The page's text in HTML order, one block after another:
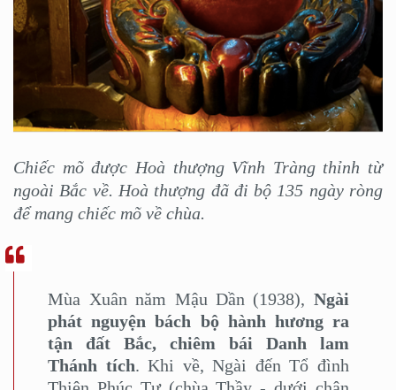
Chiếc mõ được Hoà thượng Vĩnh Tràng thỉnh từ
ngoài Bắc về. Hoà thượng đã đi bộ 135 ngày ròng
để mang chiếc mõ về chùa.
Mùa Xuân năm Mậu Dần (1938), Ngài
phát nguyện bách bộ hành hương ra
tận đất Bắc, chiêm bái Danh lam
Thánh tích. Khi về, Ngài đến Tổ đình